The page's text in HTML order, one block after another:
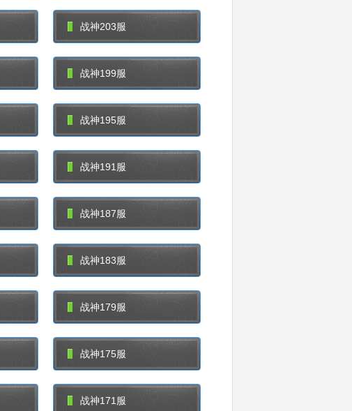
战神203服
战神199服
战神195服
战神191服
战神187服
战神183服
战神179服
战神175服
战神171服